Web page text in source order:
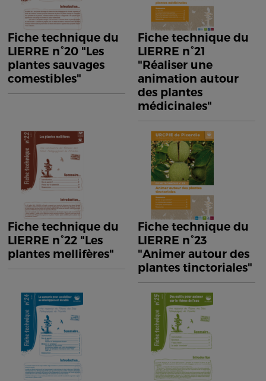
Fiche technique du
LIERRE n°20 "Les
plantes sauvages
comestibles"
Fiche technique du
LIERRE n°21
"Réaliser une
animation autour
des plantes
médicinales"
Fiche technique du
LIERRE n°22 "Les
plantes mellifères"
Fiche technique du
LIERRE n°23
"Animer autour des
plantes tinctoriales"